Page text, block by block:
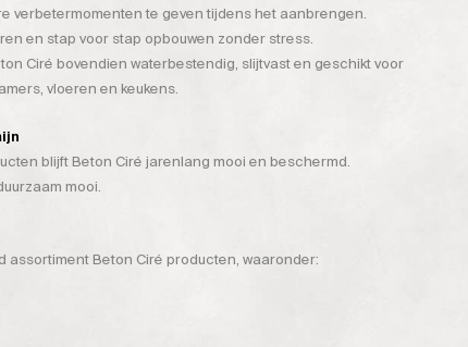
verbetermomenten te geven tijdens het aanbrengen.
en stap voor stap opbouwen zonder stress.
Ciré bovendien waterbestendig, slijtvast en geschikt voor
vloeren en keukens.
blijft Beton Ciré jarenlang mooi en beschermd.
mooi.
assortiment Beton Ciré producten, waaronder: